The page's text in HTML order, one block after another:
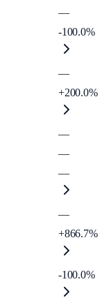
—
-100.0%
—
+200.0%
—
—
—
—
+866.7%
-100.0%